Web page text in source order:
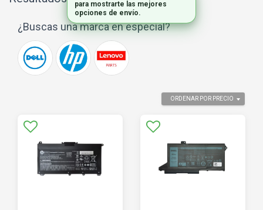
¿Buscas una marca en especial?
ORDENAR POR PRECIO
para mostrarte las mejores
opciones de envío.